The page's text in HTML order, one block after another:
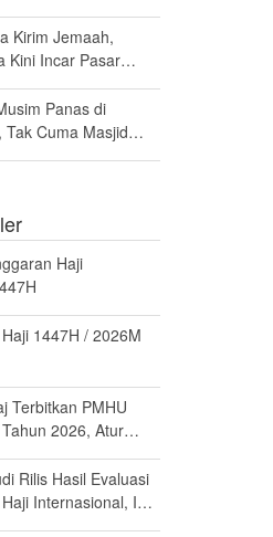
Kirim Jemaah,
Kini Incar Pasar
Panas di
Tak Cuma Masjid
Haji
1447H / 2026M
Terbitkan PMHU
2026, Atur
Rilis Hasil Evaluasi
Internasional, Ini